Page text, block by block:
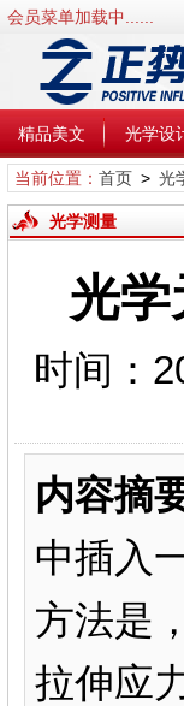
会员菜单加载中......
精品美文 光学设
当前位置： 首页> 光
光学测量
光
时间：
内容摘
中插入
方法是
拉伸应